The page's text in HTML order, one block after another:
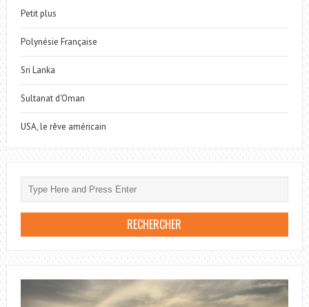
Petit plus
Polynésie Française
Sri Lanka
Sultanat d'Oman
USA, le rêve américain